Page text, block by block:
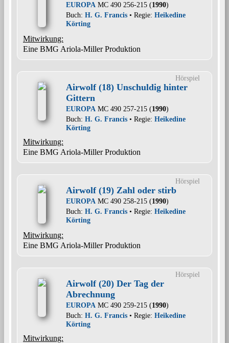
EUROPA MC 490 256-215 (1990)
Buch: H. G. Francis • Regie: Heikedine
Körting
Mitwirkung:
Eine BMG Ariola-Miller Produktion
Hörspiel
Airwolf (18) Unschuldig hinter
Gittern
EUROPA MC 490 257-215 (1990)
Buch: H. G. Francis • Regie: Heikedine
Körting
Mitwirkung:
Eine BMG Ariola-Miller Produktion
Hörspiel
Airwolf (19) Zahl oder stirb
EUROPA MC 490 258-215 (1990)
Buch: H. G. Francis • Regie: Heikedine
Körting
Mitwirkung:
Eine BMG Ariola-Miller Produktion
Hörspiel
Airwolf (20) Der Tag der
Abrechnung
EUROPA MC 490 259-215 (1990)
Buch: H. G. Francis • Regie: Heikedine
Körting
Mitwirkung: